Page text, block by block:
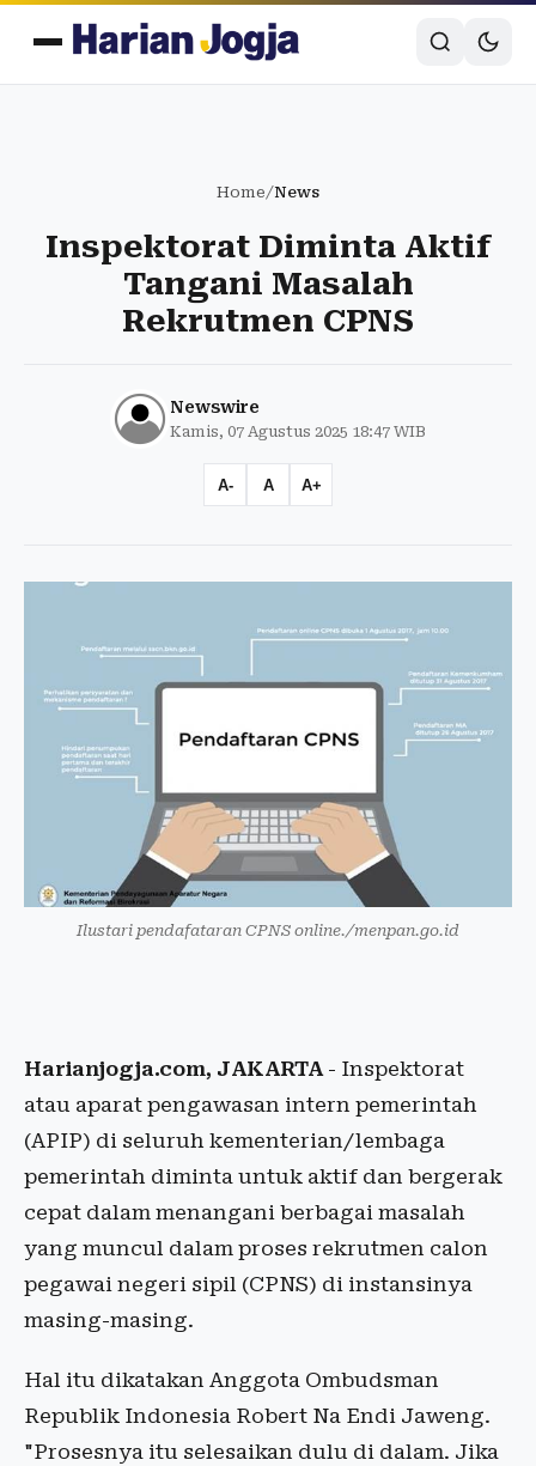
Home/News
Inspektorat Diminta Aktif
Tangani Masalah
Rekrutmen CPNS
Newswire
Kamis, 07 Agustus 2025 18:47 WIB
A- A A+
Ilustari pendafataran CPNS online./menpan.go.id
Harianjogja.com, JAKARTA- Inspektorat
atau aparat pengawasan intern pemerintah
(APIP) di seluruh kementerian/lembaga
pemerintah diminta untuk aktif dan bergerak
cepat dalam menangani berbagai masalah
yang muncul dalam proses rekrutmen calon
pegawai negeri sipil (CPNS) di instansinya
masing-masing.
Hal itu dikatakan Anggota Ombudsman
Republik Indonesia Robert Na Endi Jaweng.
"Prosesnya itu selesaikan dulu di dalam. Jika